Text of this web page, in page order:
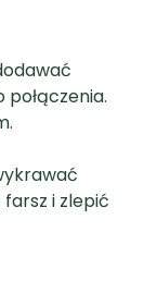
farsz i zlepić